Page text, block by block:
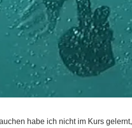
habe ich nicht im Kurs